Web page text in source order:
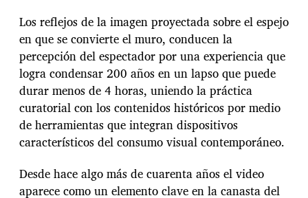
Los reflejos de la imagen proyectada sobre el espejo
en que se convierte el muro, conducen la
percepción del espectador por una experiencia que
logra condensar 200 años en un lapso que puede
durar menos de 4 horas, uniendo la práctica
curatorial con los contenidos históricos por medio
de herramientas que integran dispositivos
característicos del consumo visual contemporáneo.
Desde hace algo más de cuarenta años el video
aparece como un elemento clave en la canasta del